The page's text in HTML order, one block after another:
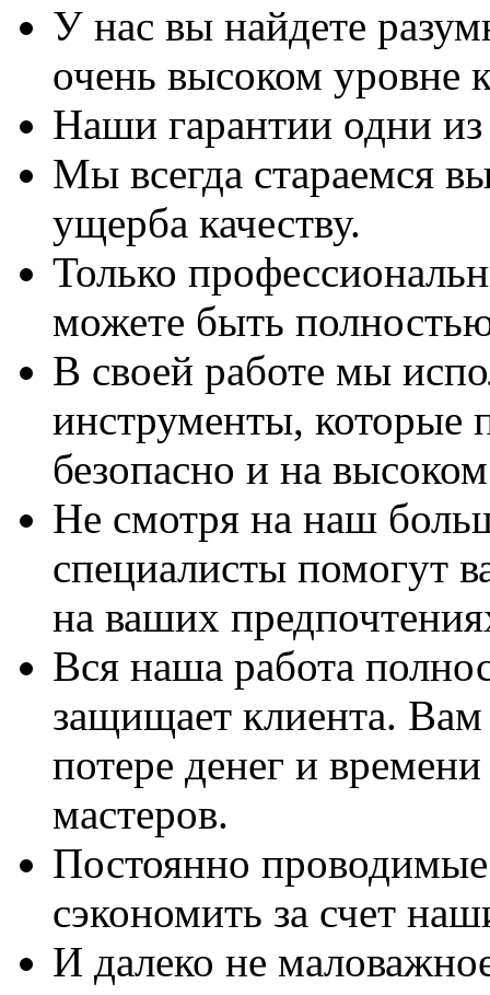
У нас вы найдете
очень высоком уровне
Наши гарантии одни
Мы всегда стараемся
ущерба качеству.
Только
можете быть
В своей работе мы
инструменты, которые
безопасно и на
Не смотря на наш
специалисты помогут
на ваших
Вся наша работа
защищает клиента. Вам
потере денег и
мастеров.
Постоянно
сэкономить за счет
И далеко не